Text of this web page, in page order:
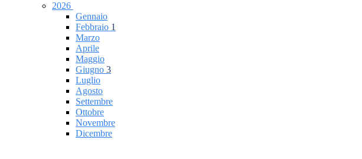
2026
Gennaio
Febbraio 1
Marzo
Aprile
Maggio
Giugno 3
Luglio
Agosto
Settembre
Ottobre
Novembre
Dicembre